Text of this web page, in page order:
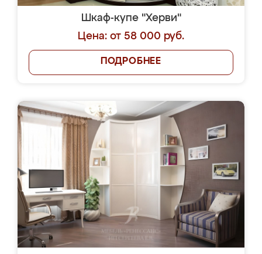
Шкаф-купе "Херви"
Цена: от 58 000 руб.
ПОДРОБНЕЕ